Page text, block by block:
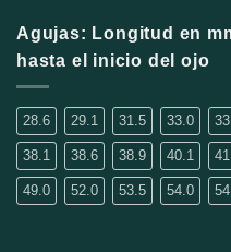
opciones
se
elegir
en
la
página
de
Agujas: Longitud en
hasta el inicio del ojo
28.6 29.1 31.5 33.0
38.1 38.6 38.9 40.1
49.0 52.0 53.5 54.0